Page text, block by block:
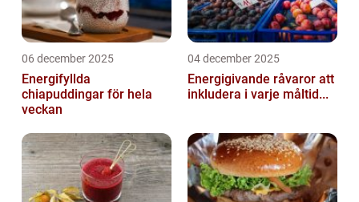
06 december 2025
Energifyllda
chiapuddingar för hela
veckan
04 december 2025
Energigivande råvaror att
inkludera i varje måltid...